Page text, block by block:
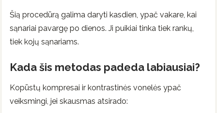
Šią procedūrą galima daryti kasdien, ypač vakare, kai
sąnariai pavargę po dienos. Ji puikiai tinka tiek rankų,
tiek kojų sąnariams.
Kada šis metodas padeda labiausiai?
Kopūstų kompresai ir kontrastinės vonelės ypač
veiksmingi, jei skausmas atsirado: